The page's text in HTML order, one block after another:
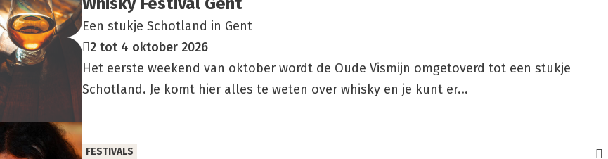
Een stukje Schotland in Gent
2 tot 4 oktober 2026
Het eerste weekend van oktober wordt de Oude Vismijn omgetoverd tot een stukje
Schotland. Je komt hier alles te weten over whisky en je kunt er...
FESTIVALS